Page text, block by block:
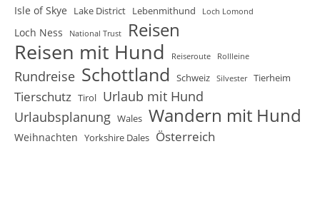
Isle of Skye Lake District Lebenmithund Loch Lomond
Loch Ness National Trust Reisen
Reisen mit Hund Reiseroute Rollleine
Rundreise Schottland Schweiz Silvester Tierheim
Tierschutz Tirol Urlaub mit Hund
Urlaubsplanung Wales Wandern mit Hund
Weihnachten Yorkshire Dales Österreich